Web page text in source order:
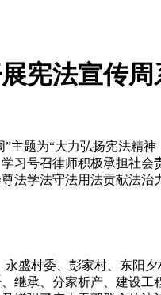
宪法宣传周
主题为“大力弘扬宪法
习号召律师积极承担社
法学法守法用法贡献法治
盛村委、彭家村、东阳
继承、分家析产、建设